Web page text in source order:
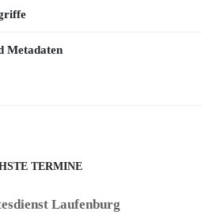
Metadaten
TERMINE
Laufenburg